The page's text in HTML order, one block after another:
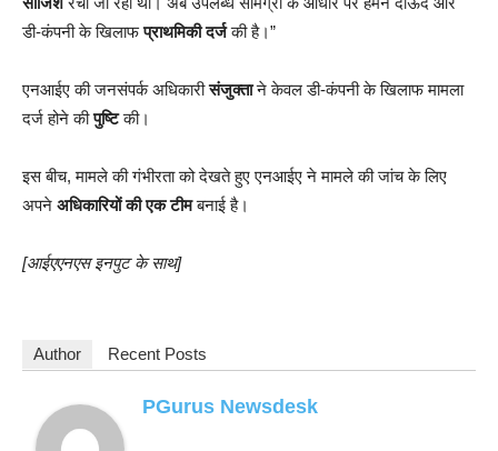
डी-कंपनी के खिलाफप्राथमिकी दर्जकी है।”
एनआईए की जनसंपर्क अधिकारीसंजुक्ताने केवल डी-कंपनी के खिलाफ मामला
दर्ज होने कीपुष्टिकी।
इस बीच, मामले की गंभीरता को देखते हुए एनआईए ने मामले की जांच के लिए
अपने अधिकारियों की एक टीमबनाई है।
[आईएएनएस इनपुट के साथ]
Author Recent Posts
PGurus Newsdesk